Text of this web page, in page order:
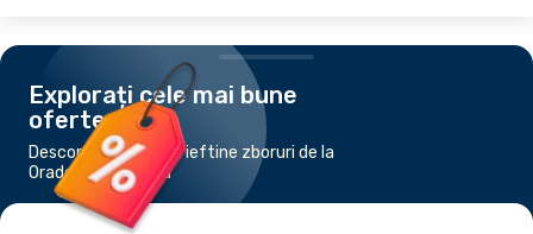
Explorați cele mai bune
oferte
Descoperiți cele mai ieftine zboruri de la
Oradea la Suceava